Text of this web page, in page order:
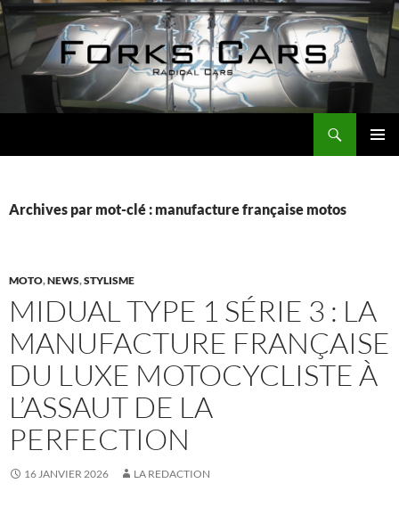
Aller
au
contenu
Archives par mot-clé : manufacture française motos
MOTO,NEWS,STYLISME
MIDUAL TYPE 1 SÉRIE 3 : LA
MANUFACTURE FRANÇAISE
DU LUXE MOTOCYCLISTE À
L’ASSAUT DE LA
PERFECTION
16 JANVIER 2026 LA REDACTION